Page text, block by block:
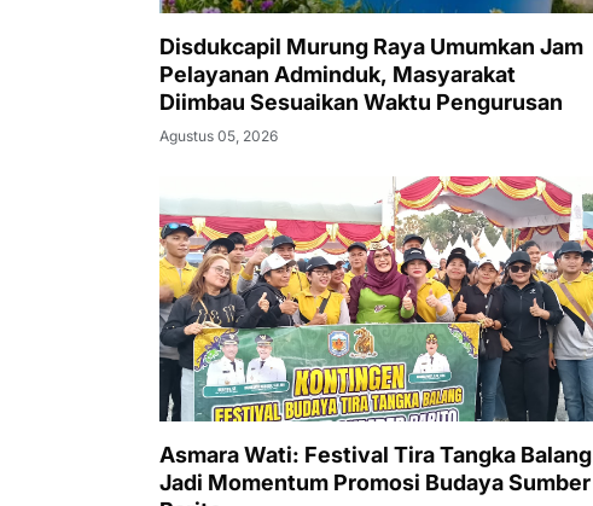
Disdukcapil Murung Raya Umumkan Jam
Pelayanan Adminduk, Masyarakat
Diimbau Sesuaikan Waktu Pengurusan
Agustus 05, 2026
Asmara Wati: Festival Tira Tangka Balang
Jadi Momentum Promosi Budaya Sumber